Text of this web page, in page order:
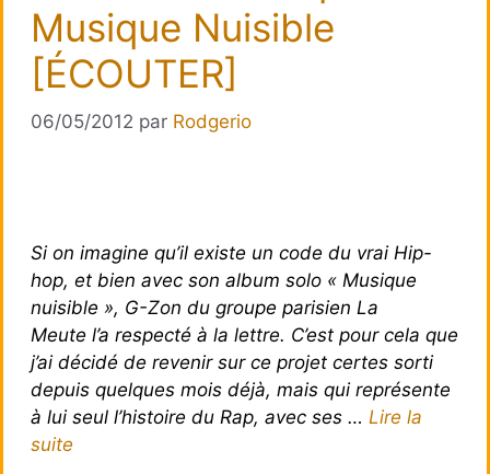
Musique Nuisible
[ÉCOUTER]
06/05/2012 par Rodgerio
Si on imagine qu’il existe un code du vrai Hip-
hop, et bien avec son album solo « Musique
nuisible », G-Zon du groupe parisien La
Meute l’a respecté à la lettre. C’est pour cela que
j’ai décidé de revenir sur ce projet certes sorti
depuis quelques mois déjà, mais qui représente
à lui seul l’histoire du Rap, avec ses … Lire la
suite